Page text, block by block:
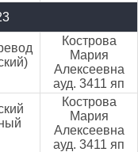
Кострова
Мария
Алексеевна
ауд. 3411 яп
Кострова
Мария
Алексеевна
ауд. 3411 яп